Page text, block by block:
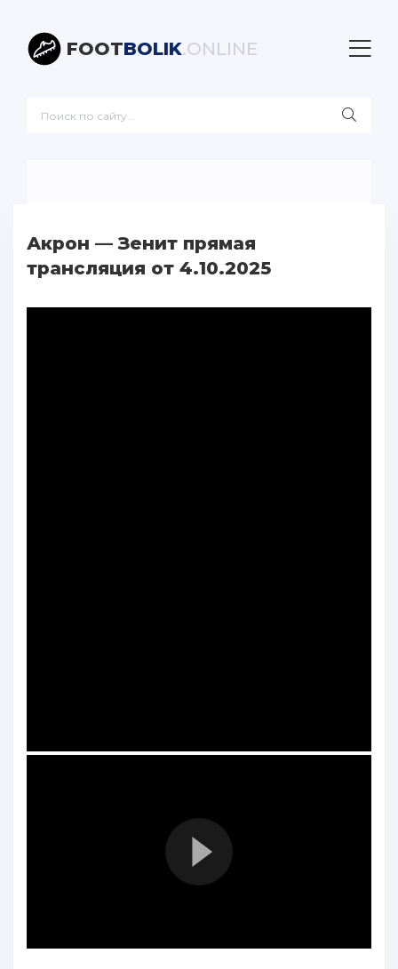
FOOTBOLIK.ONLINE
Акрон — Зенит прямая
трансляция от 4.10.2025